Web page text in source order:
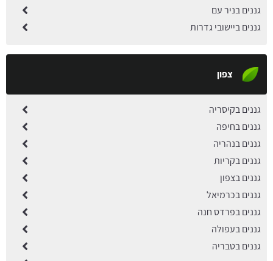
גננים בניר עם
גננים ביישובי גדרות
צפון
גננים בקיסריה
גננים בחיפה
גננים בנהריה
גננים בקריות
גננים בצפון
גננים בכרמיאל
גננים בפרדס חנה
גננים בעפולה
גננים בטבריה